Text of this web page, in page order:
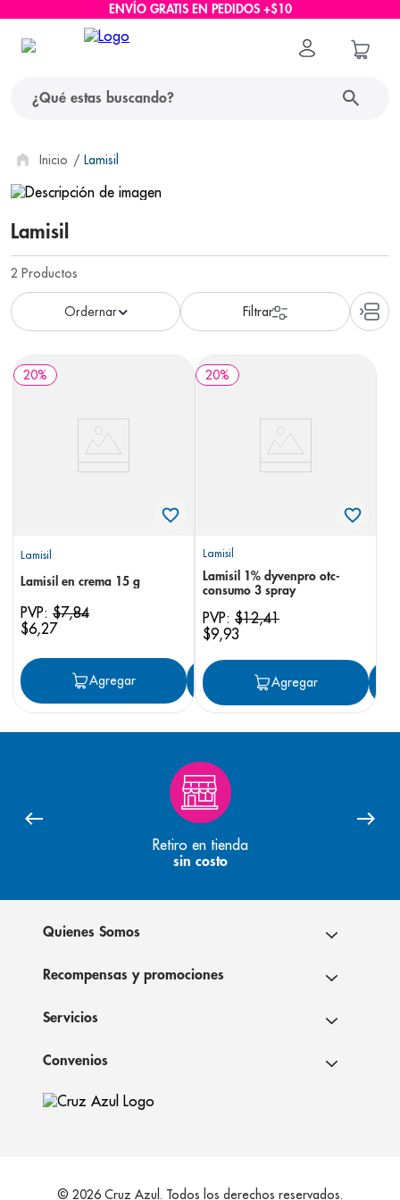
ENVÍO GRATIS EN PEDIDOS +$10
Lamisil
Lamisil
2 Productos
20%
Lamisil
Lamisil en crema 15 g
PVP: $7,84
$6,27
Agregar Agregar
20%
Lamisil
Lamisil 1% dyvenpro otc-
consumo 3 spray
PVP: $12,41
$9,93
Agregar
Retiro en tienda
sin costo
Quienes Somos
Recompensas y promociones
Servicios
Convenios
© 2026 Cruz Azul. Todos los derechos reservados.
términos más buscados
1. protector solar
2. pañales
3
4. cerave
6. shampoo
7.
panolini
pediasure